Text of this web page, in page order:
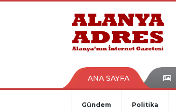
kaçak bahis
porno izle
ANA SAYFA
Gündem Politika